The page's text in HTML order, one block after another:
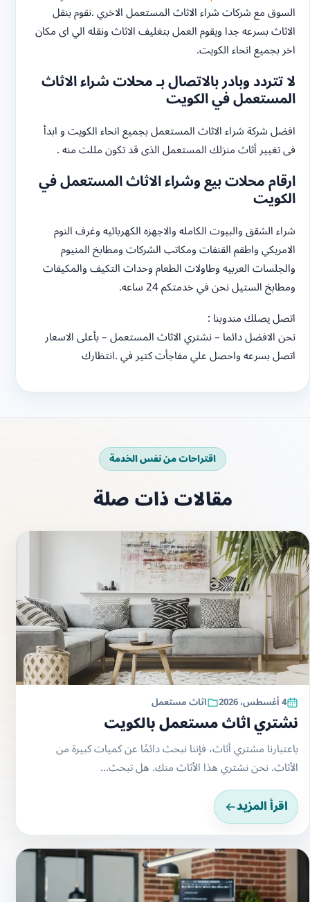
السوق مع شركات شراء الاثاث المستعمل الاخري .نقوم بنقل
الاثاث بسرعه جدا ويقوم العمل بتغليف الاثاث ونقله الي اى مكان
اخر بجميع انحاء الكويت.
لا تتردد وبادر بالاتصال بـ محلات شراء الاثاث
المستعمل في الكويت
افضل شركة شراء الاثاث المستعمل بجميع انحاء الكويت و ابدأ
فى تغيير أثاث منزلك المستعمل الذى قد تكون مللت منه .
ارقام محلات بيع وشراء الاثاث المستعمل في
الكويت
شراء الشقق والبيوت الكامله والاجهزه الكهربائيه وغرف النوم
الامريكي واطقم القنفات ومكاتب الشركات ومطابخ المنيوم
والجلسات العربيه وطاولات الطعام وحدات التكيف والمكيفات
ومطابخ الستيل نحن في خدمتكم 24 ساعه.
اتصل يصلك مندوبنا :
نحن الافضل دائما – نشتري الاثاث المستعمل – بأعلى الاسعار
اتصل بسرعه واحصل علي مفاجأت كتير في .انتظارك
اقتراحات من نفس الخدمة
مقالات ذات صلة
4 أغسطس، 2026 اثاث مستعمل
نشتري اثاث مستعمل بالكويت
باعتبارنا مشتري أثاث، فإننا نبحث دائمًا عن كميات كبيرة من
الأثاث. نحن نشتري هذا الأثاث منك. هل تبحث...
اقرأ المزيد